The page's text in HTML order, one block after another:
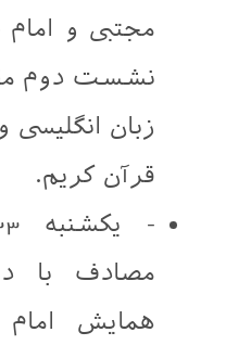
مجتبی و امام
نشست دوم
زبان
قرآن کریم.
مصادف با
همایش